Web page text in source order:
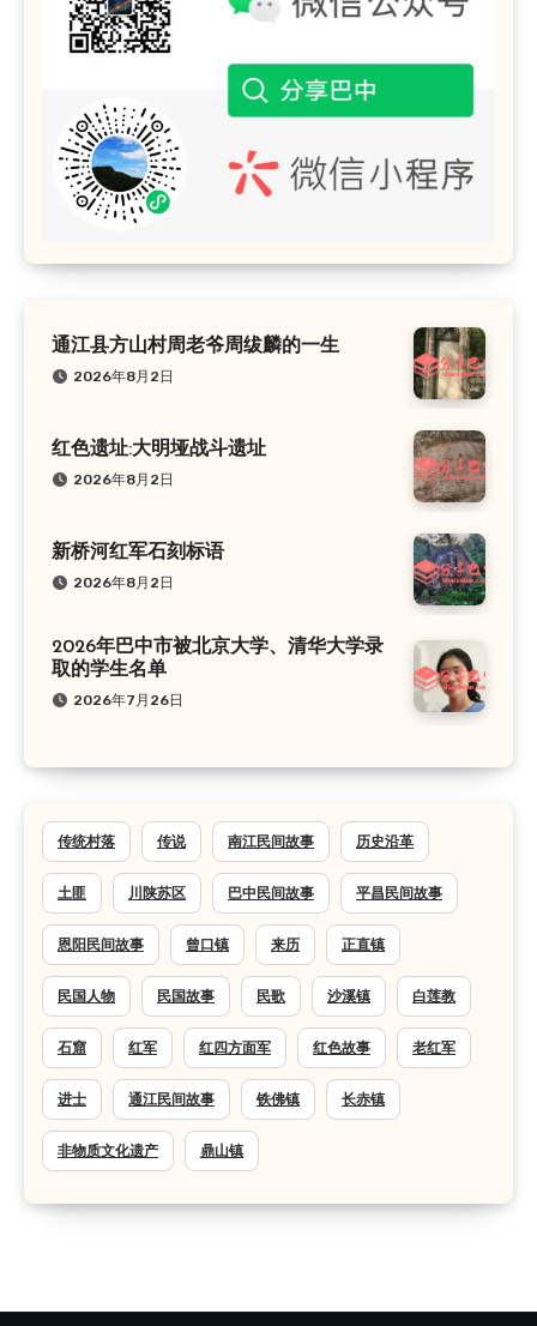
通江县方山村周老爷周绂麟的一生
2026年8月2日
红色遗址:大明垭战斗遗址
2026年8月2日
新桥河红军石刻标语
2026年8月2日
2026年巴中市被北京大学、清华大学录
取的学生名单
2026年7月26日
传统村落 传说 南江民间故事 历史沿革
土匪 川陕苏区 巴中民间故事 平昌民间故事
恩阳民间故事 曾口镇 来历 正直镇
民国人物 民国故事 民歌 沙溪镇 白莲教
石窟 红军 红四方面军 红色故事 老红军
进士 通江民间故事 铁佛镇 长赤镇
非物质文化遗产 鼎山镇